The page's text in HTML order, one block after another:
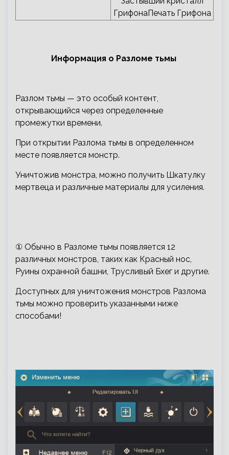
ГрифонаПечать Грифона
Информация о Разломе тьмы
Разлом тьмы — это особый контент,
открывающийся через определенные
промежутки времени.
При открытии Разлома тьмы в определенном
месте появляется монстр.
Уничтожив монстра, можно получить Шкатулку
мертвеца и различные материалы для усиления.
① Обычно в Разломе тьмы появляется 12
различных монстров, таких как Красный нос,
Руины охранной башни, Трусливый Бхег и другие.
Доступных для уничтожения монстров Разлома
тьмы можно проверить указанными ниже
способами!